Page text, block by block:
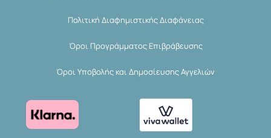
Πολιτική Διαφημιστικής Διαφάνειας
Όροι Προγράμματος Επιβράβευσης
Όροι Υποβολής και Δημοσίευσης Αγγελιών